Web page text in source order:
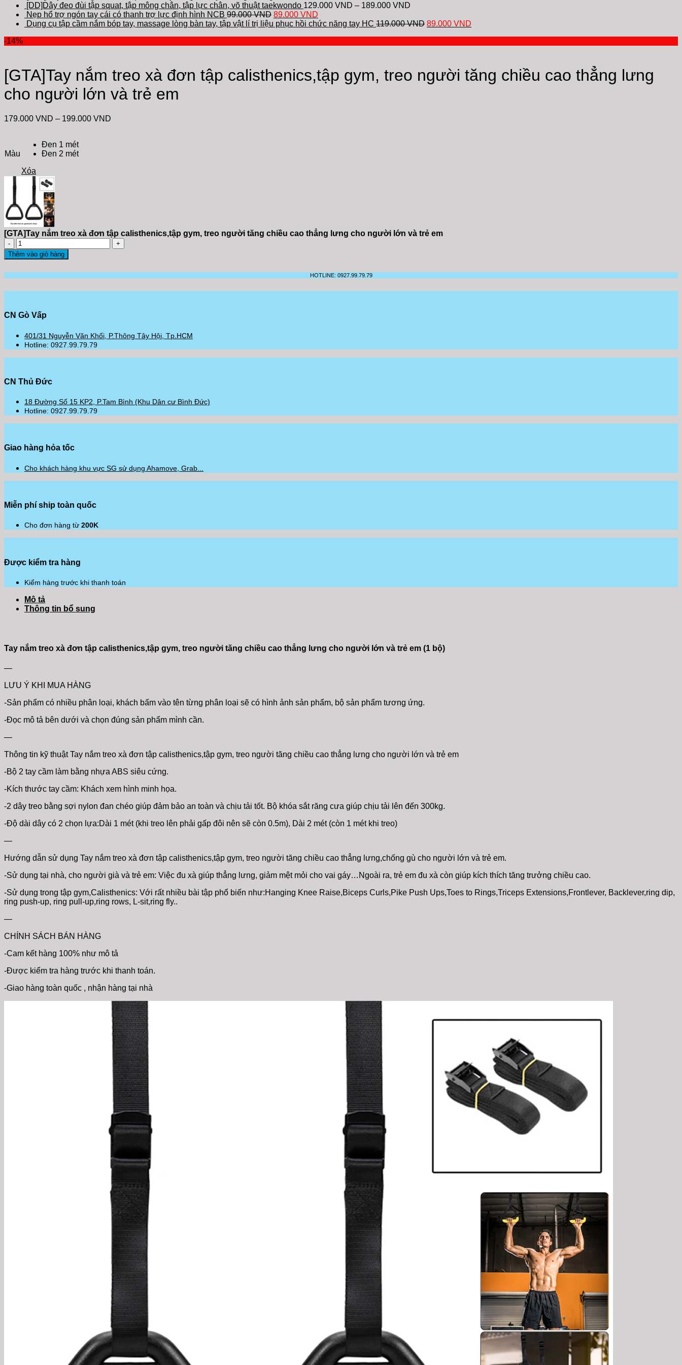
[DD]Dây đeo đùi tập squat, tập mông chân, tập lực chân, võ thuật taekwondo 129.000 VND – 189.000 VND
Nẹp hổ trợ ngón tay cái có thanh trợ lực định hình NCB 99.000VND 89.000 VND
Dụng cụ tập cầm nắm bóp tay, massage lòng bàn tay, tập vật lí trị liệu phục hồi chức năng tay HC 119.000VND 89.000 VND
-14%
[GTA]Tay nắm treo xà đơn tập calisthenics,tập gym, treo người tăng chiều cao thẳng lưng
cho người lớn và trẻ em
179.000 VND – 199.000 VND
Màu
Đen 1 mét
Đen 2 mét
Xóa
[GTA]Tay nắm treo xà đơn tập calisthenics,tập gym, treo người tăng chiều cao thẳng lưng cho người lớn và trẻ em
[GTA]Tay
nắm
treo
đơn
treo
tăng
chiều
cao
cho
lớn
trẻ
em
lượng
Thêm vào giỏ hàng
HOTLINE: 0927.99.79.79
CN Gò Vấp
401/31 Nguyễn Văn Khối, P.Thông Tây Hội, Tp.HCM
Hotline: 0927.99.79.79
CN Thủ Đức
18 Đường Số 15 KP2, P.Tam Bình (Khu Dân cư Bình Đức)
Hotline: 0927.99.79.79
Giao hàng hỏa tốc
Cho khách hàng khu vực SG sử dụng Ahamove, Grab...
Miễn phí ship toàn quốc
Cho đơn hàng từ 200K
Được kiểm tra hàng
Kiểm hàng trước khi thanh toán
Mô tả
Thông tin bổ sung
Tay nắm treo xà đơn tập calisthenics,tập gym, treo người tăng chiều cao thẳng lưng cho người lớn và trẻ em (1 bộ)
—
LƯU Ý KHI MUA HÀNG
-Sản phẩm có nhiều phân loại, khách bấm vào tên từng phân loại sẽ có hình ảnh sản phẩm, bộ sản phẩm tương ứng.
-Đọc mô tả bên dưới và chọn đúng sản phẩm mình cần.
—
Thông tin kỹ thuật Tay nắm treo xà đơn tập calisthenics,tập gym, treo người tăng chiều cao thẳng lưng cho người lớn và trẻ em
-Bộ 2 tay cầm làm bằng nhựa ABS siêu cứng.
-Kích thước tay cầm: Khách xem hình minh họa.
-2 dây treo bằng sợi nylon đan chéo giúp đảm bảo an toàn và chịu tải tốt. Bộ khóa sắt răng cưa giúp chịu tải lên đến 300kg.
-Độ dài dây có 2 chọn lựa:Dài 1 mét (khi treo lên phải gấp đôi nên sẽ còn 0.5m), Dài 2 mét (còn 1 mét khi treo)
—
Hướng dẫn sử dụng Tay nắm treo xà đơn tập calisthenics,tập gym, treo người tăng chiều cao thẳng lưng,chống gù cho người lớn và trẻ em.
-Sử dụng tại nhà, cho người già và trẻ em: Việc đu xà giúp thẳng lưng, giảm mệt mỏi cho vai gáy…Ngoài ra, trẻ em đu xà còn giúp kích thích tăng trưởng chiều cao.
-Sử dụng trong tập gym,Calisthenics: Với rất nhiều bài tập phổ biến như:Hanging Knee Raise,Biceps Curls,Pike Push Ups,Toes to Rings,Triceps Extensions,Frontlever, Backlever,ring dip,
ring push-up, ring pull-up,ring rows, L-sit,ring fly..
—
CHÍNH SÁCH BÁN HÀNG
-Cam kết hàng 100% như mô tả
-Được kiểm tra hàng trước khi thanh toán.
-Giao hàng toàn quốc , nhận hàng tại nhà